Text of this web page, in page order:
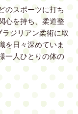
のスポーツに打ち
心を持ち、柔道整
ジリアン柔術に取
を日々深めていま
一人ひとりの体の